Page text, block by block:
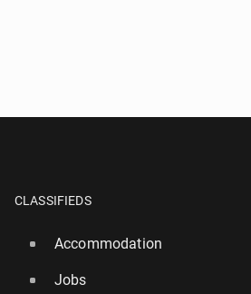
CLASSIFIEDS
Accommodation
Jobs